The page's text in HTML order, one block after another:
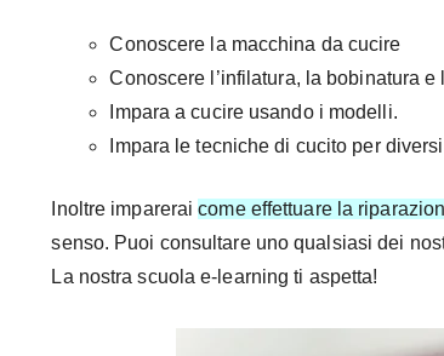
Conoscere la macchina da cucire
Conoscere l’infilatura, la bobinatura
Impara a cucire usando i modelli.
Impara le tecniche di cucito per
Inoltre impareraicome effettuare la
senso. Puoi consultare uno qualsiasi dei
La nostra scuola e-learning ti aspetta!